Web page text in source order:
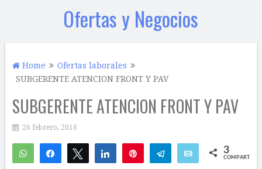
Ofertas y Negocios
Home
Ofertas laborales
SUBGERENTE ATENCION FRONT Y PAV
SUBGERENTE ATENCION FRONT Y PAV
26 febrero, 2016
WhatsAppCompartirTwittear Compartir Telegram Email 3
COMPARTIR